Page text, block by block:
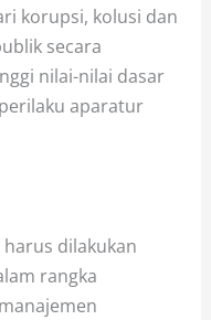
korupsi, kolusi dan
secara
nilai-nilai dasar
aparatur
dilakukan
rangka